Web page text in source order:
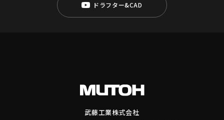
ドラフター&CAD
武藤工業株式会社